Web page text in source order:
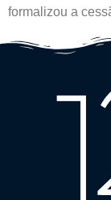
formalizou a